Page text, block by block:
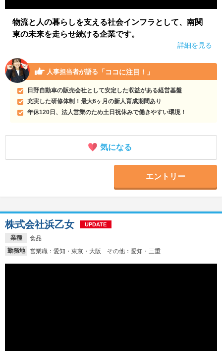
物流と人の暮らしを支える社会インフラとして、南関
東の未来を走らせ続ける企業です。
詳細を見る
人事担当者が語る 「ココに注目！」
日野自動車の販売会社として安定した収益がある経営基盤
充実した研修体制！最大6ヶ月の新人育成期間あり
年休120日、法人営業のため土日祝休みで働きやすい環境！
気になる
エントリー
業種
食品
勤務地
営業職：愛知・東京・大阪 その他：愛知・三重
株式会社浜乙女 UPDATE